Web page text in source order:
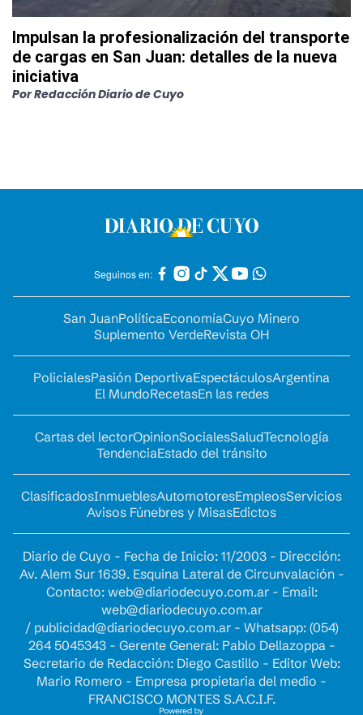
Impulsan la profesionalización del transporte
de cargas en San Juan: detalles de la nueva
iniciativa
PorRedacción Diario de Cuyo
Seguinos en:
San JuanPolíticaEconomíaCuyo Minero
Suplemento VerdeRevista OH
PolicialesPasión DeportivaEspectáculosArgentina
El MundoRecetasEn las redes
Cartas del lectorOpinionSocialesSaludTecnología
TendenciaEstado del tránsito
ClasificadosInmueblesAutomotoresEmpleosServicios
Avisos Fúnebres y MisasEdictos
Diario de Cuyo - Fecha de Inicio: 11/2003 - Dirección:
Av. Alem Sur 1639. Esquina Lateral de Circunvalación -
Contacto: web@diariodecuyo.com.ar- Email:
web@diariodecuyo.com.ar
/ publicidad@diariodecuyo.com.ar- Whatsapp: (054)
264 5045343 - Gerente General: Pablo Dellazoppa -
Secretario de Redacción: Diego Castillo - Editor Web:
Mario Romero - Empresa propietaria del medio -
FRANCISCO MONTES S.A.C.I.F.